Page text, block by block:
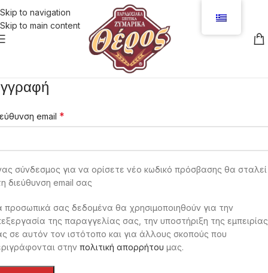
Skip to navigation
Skip to main content
email *
σύνδεσμος για να ορίσετε νέο κωδικό πρόσβασης θα σταλεί
διεύθυνση email σας
προσωπικά σας δεδομένα θα χρησιμοποιηθούν για την
της παραγγελίας σας, την υποστήριξη της εμπειρίας
σε αυτόν τον ιστότοπο και για άλλους σκοπούς που
στην πολιτική απορρήτου μας.